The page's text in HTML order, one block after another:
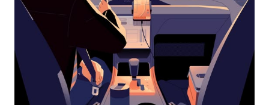
التقويم.